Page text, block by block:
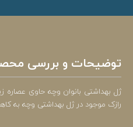
توضیحات و بررسی
رازک موجود در ژل بهداشتی وچه به